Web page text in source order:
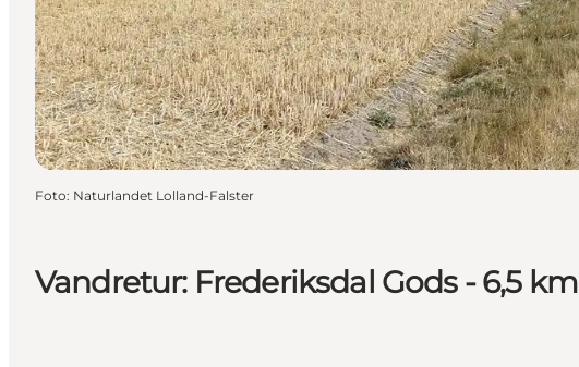
Vandretur: Frederiksdal Gods - 6,5 km
Foto: Naturlandet Lolland-Falster